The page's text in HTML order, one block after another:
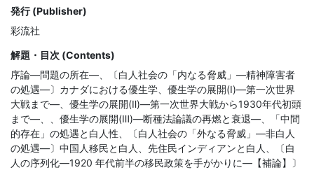
発行 (Publisher)
彩流社
解題・目次 (Contents)
序論―問題の所在―、〔白人社会の「内なる脅威」―精神障害者
の処遇―〕カナダにおける優生学、優生学の展開(Ⅰ)―第一次世界
大戦まで―、優生学の展開(Ⅱ)―第一次世界大戦から1930年代初頭
まで―、、優生学の展開(Ⅲ)―断種法論議の再燃と衰退―、「中間
的存在」の処遇と白人性、〔白人社会の「外なる脅威」―非白人
の処遇―〕中国人移民と白人、先住民インディアンと白人、〔白
人の序列化―1920 年代前半の移民政策を手がかりに―【補論】〕